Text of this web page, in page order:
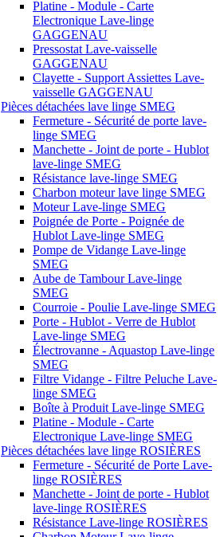
Platine - Module - Carte
Electronique Lave-linge
GAGGENAU
Pressostat Lave-vaisselle
GAGGENAU
Clayette - Support Assiettes Lave-
vaisselle GAGGENAU
Pièces détachées lave linge SMEG
Fermeture - Sécurité de porte lave-
linge SMEG
Manchette - Joint de porte - Hublot
lave-linge SMEG
Résistance lave-linge SMEG
Charbon moteur lave linge SMEG
Moteur Lave-linge SMEG
Poignée de Porte - Poignée de
Hublot Lave-linge SMEG
Pompe de Vidange Lave-linge
SMEG
Aube de Tambour Lave-linge
SMEG
Courroie - Poulie Lave-linge SMEG
Porte - Hublot - Verre de Hublot
Lave-linge SMEG
Électrovanne - Aquastop Lave-linge
SMEG
Filtre Vidange - Filtre Peluche Lave-
linge SMEG
Boîte à Produit Lave-linge SMEG
Platine - Module - Carte
Electronique Lave-linge SMEG
Pièces détachées lave linge ROSIÈRES
Fermeture - Sécurité de Porte Lave-
linge ROSIÈRES
Manchette - Joint de porte - Hublot
lave-linge ROSIÈRES
Résistance Lave-linge ROSIÈRES